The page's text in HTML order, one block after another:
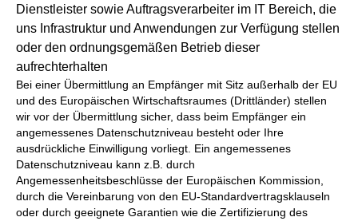
Dienstleister sowie Auftragsverarbeiter im IT Bereich, die
uns Infrastruktur und Anwendungen zur Verfügung stellen
oder den ordnungsgemäßen Betrieb dieser
aufrechterhalten
Bei einer Übermittlung an Empfänger mit Sitz außerhalb der EU
und des Europäischen Wirtschaftsraumes (Drittländer) stellen
wir vor der Übermittlung sicher, dass beim Empfänger ein
angemessenes Datenschutzniveau besteht oder Ihre
ausdrückliche Einwilligung vorliegt. Ein angemessenes
Datenschutzniveau kann z.B. durch
Angemessenheitsbeschlüsse der Europäischen Kommission,
durch die Vereinbarung von den EU-Standardvertragsklauseln
oder durch geeignete Garantien wie die Zertifizierung des